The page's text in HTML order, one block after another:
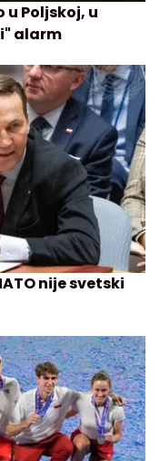
Poljskoj, u
alarm
nije svetski